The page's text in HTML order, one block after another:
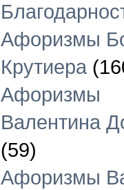
Афоризмы
Крутиера
Афоризмы
Валентина
(59)
Афоризмы